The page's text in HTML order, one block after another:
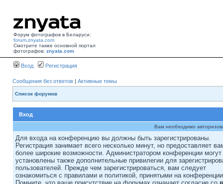
Форум фотографов в Беларуси:
forum.znyata.com
Смотрите также основной портал
фотографов: znyata.com
Вход Регистрация
Сообщения без ответов | Активные темы
Список форумов
Вход
Вам необходимо
Для входа на конференцию вы должны быть зарегистрированы.
Регистрация занимает всего несколько минут, но предоставляет
более широкие возможности. Администратором конференции
установлены также дополнительные привилегии для
пользователей. Прежде чем зарегистрироваться, вам следует
ознакомиться с правилами и политикой, принятыми на